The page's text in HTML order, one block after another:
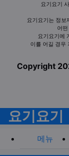
요기요기
요기요기는 정보
어
요기요기에
이를 어길 경우
Copyright
요기요기
메뉴